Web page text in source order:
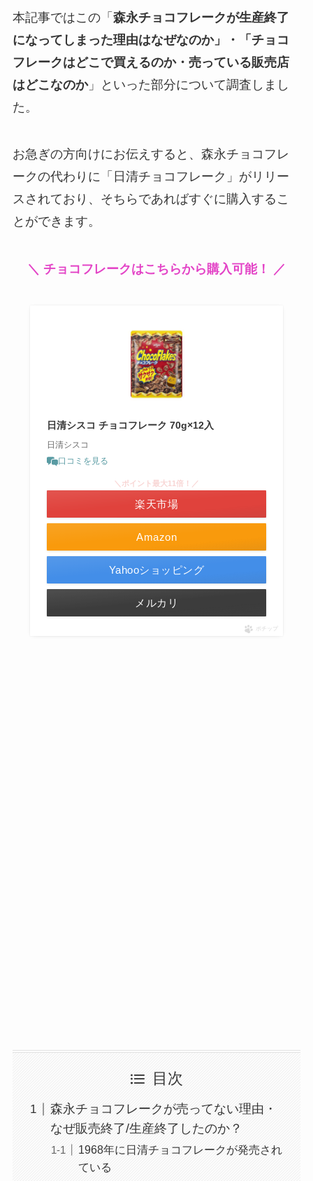
本記事ではこの「 森永チョコフレークが生産終了
になってしまった理由はなぜなのか」・「チョコ
フレークはどこで買えるのか・売っている販売店
はどこなのか」といった部分について調査しまし
た。
お急ぎの方向けにお伝えすると、森永チョコフレ
ークの代わりに「日清チョコフレーク」がリリー
スされており、そちらであればすぐに購入するこ
とができます。
＼ チョコフレークはこちらから購入可能！ ／
日清シスコ チョコフレーク 70g×12入
日清シスコ
口コミを見る
Amazon
＼ポイント最大11倍！／
楽天市場
Yahooショッピング
メルカリ
ポチップ
目次
森永チョコフレークが売ってない理由・
なぜ販売終了/生産終了したのか？
1968年に日清チョコフレークが発売され
ている